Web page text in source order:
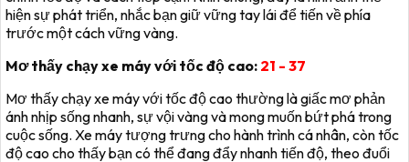
hiện sự phát triển, nhắc bạn giữ vững tay lái để tiến về phía
trước một cách vững vàng.
Mơ thấy chạy xe máy với tốc độ cao: 21 - 37
Mơ thấy chạy xe máy với tốc độ cao thường là giấc mơ phản
ánh nhịp sống nhanh, sự vội vàng và mong muốn bứt phá trong
cuộc sống. Xe máy tượng trưng cho hành trình cá nhân, còn tốc
độ cao cho thấy bạn có thể đang đẩy nhanh tiến độ, theo đuổi